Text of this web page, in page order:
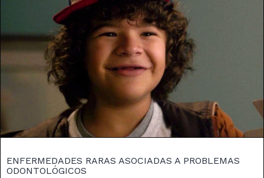
ENFERMEDADES RARAS ASOCIADAS A PROBLEMAS
ODONTOLÓGICOS